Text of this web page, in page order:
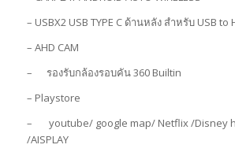
– USBX2 USB TYPE C ด้านหลัง สำหรับ USB to
– AHD CAM
– รองรับกล้องรอบคัน 360 Builtin
– Playstore
– youtube/ google map/ Netflix /Disney
/AISPLAY